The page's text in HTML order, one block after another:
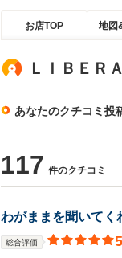
お店TOP 地図
ＬＩＢＥＲ
あなたのクチコミ投
117 件のクチコミ
わがままを聞いてく
総合評価 5